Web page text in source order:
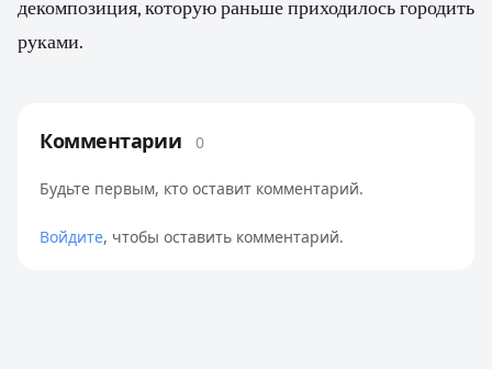
декомпозиция, которую раньше приходилось городить
руками.
Комментарии 0
Будьте первым, кто оставит комментарий.
Войдите, чтобы оставить комментарий.